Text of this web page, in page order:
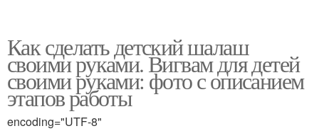
Как сделать детский шалаш
своими руками. Вигвам для детей
своими руками: фото с описанием
этапов работы
encoding="UTF-8"